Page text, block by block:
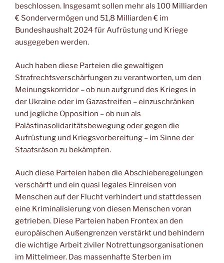
beschlossen. Insgesamt sollen mehr als 100 Milliarden
€ Sondervermögen und 51,8 Milliarden € im
Bundeshaushalt 2024 für Aufrüstung und Kriege
ausgegeben werden.
Auch haben diese Parteien die gewaltigen
Strafrechtsverschärfungen zu verantworten, um den
Meinungskorridor – ob nun aufgrund des Krieges in
der Ukraine oder im Gazastreifen – einzuschränken
und jegliche Opposition – ob nun als
Palästinasolidaritätsbewegung oder gegen die
Aufrüstung und Kriegsvorbereitung – im Sinne der
Staatsräson zu bekämpfen.
Auch diese Parteien haben die Abschieberegelungen
verschärft und ein quasi legales Einreisen von
Menschen auf der Flucht verhindert und stattdessen
eine Kriminalisierung von diesen Menschen voran
getrieben. Diese Parteien haben Frontex an den
europäischen Außengrenzen verstärkt und behindern
die wichtige Arbeit ziviler Notrettungsorganisationen
im Mittelmeer. Das massenhafte Sterben im